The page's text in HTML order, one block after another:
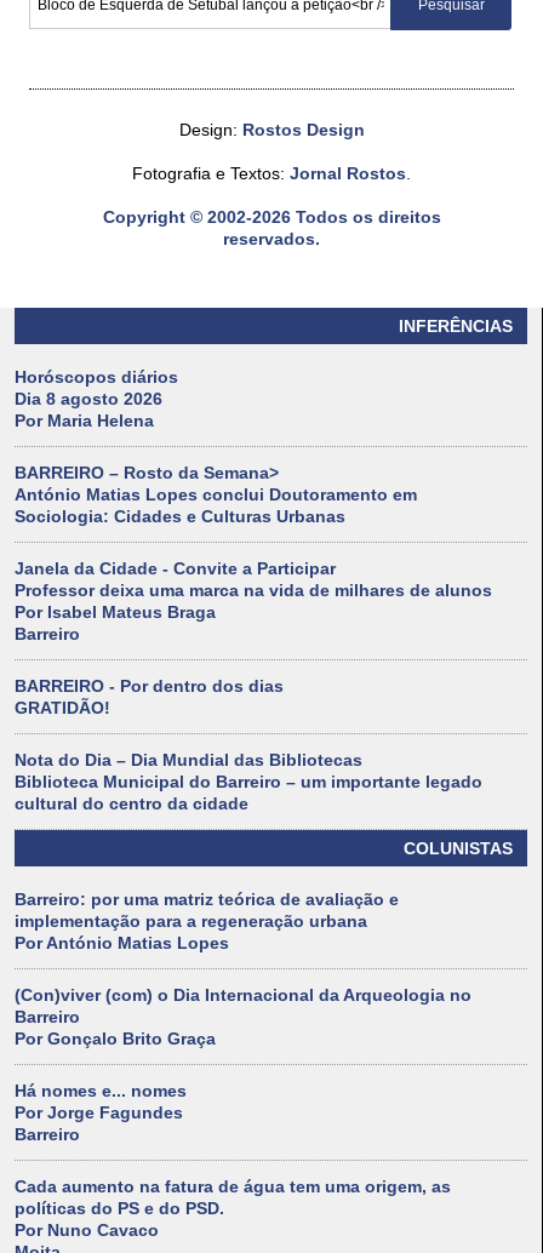
INFERÊNCIAS
Horóscopos diários
Dia 8 agosto 2026
Por Maria Helena
BARREIRO – Rosto da Semana>
António Matias Lopes conclui Doutoramento em
Sociologia: Cidades e Culturas Urbanas
Janela da Cidade - Convite a Participar
Professor deixa uma marca na vida de milhares de alunos
Por Isabel Mateus Braga
Barreiro
BARREIRO - Por dentro dos dias
GRATIDÃO!
Nota do Dia – Dia Mundial das Bibliotecas
Biblioteca Municipal do Barreiro – um importante legado
cultural do centro da cidade
COLUNISTAS
Barreiro: por uma matriz teórica de avaliação e
implementação para a regeneração urbana
Por António Matias Lopes
(Con)viver (com) o Dia Internacional da Arqueologia no
Barreiro
Por Gonçalo Brito Graça
Há nomes e... nomes
Por Jorge Fagundes
Barreiro
Cada aumento na fatura de água tem uma origem, as
políticas do PS e do PSD.
Por Nuno Cavaco
Design: Rostos Design
Fotografia e Textos: Jornal Rostos.
Copyright © 2002-2026 Todos os direitos
reservados.